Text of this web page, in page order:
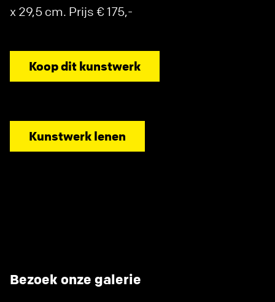
x 29,5 cm. Prijs € 175,-
Koop dit kunstwerk
Kunstwerk lenen
Bezoek onze galerie